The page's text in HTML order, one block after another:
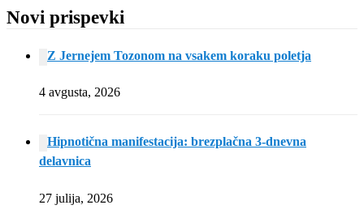
Novi prispevki
Z Jernejem Tozonom na vsakem koraku poletja
4 avgusta, 2026
Hipnotična manifestacija: brezplačna 3-dnevna
delavnica
27 julija, 2026